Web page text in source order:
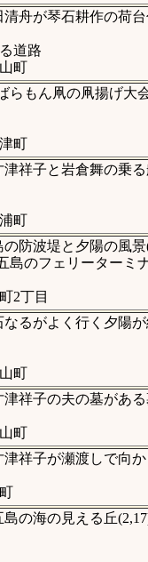
清舟が琴石耕作の荷
道路
町
らもん凧の凧揚げ大
町
津祥子と岩倉舞の乗
町
の防波堤と夕陽の風景
島のフェリーターミ
2丁目
なるがよく行く夕陽
町
津祥子の夫の墓があ
町
津祥子が瀬渡しで向
島の海の見える丘